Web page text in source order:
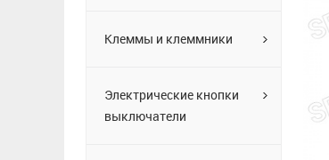
Клеммы и клеммники
Электрические кнопки
выключатели